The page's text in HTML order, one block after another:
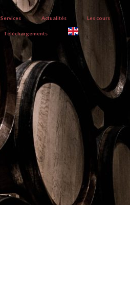
Services Actualités Les cours
Téléchargements